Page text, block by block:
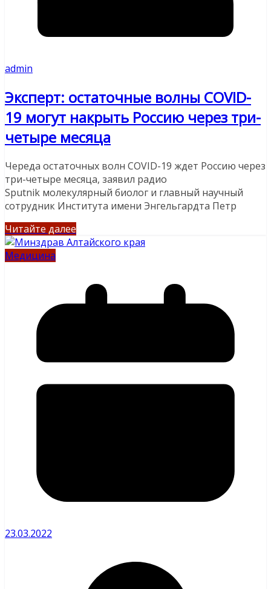
admin
Эксперт: остаточные волны COVID-
19 могут накрыть Россию через три-
четыре месяца
Череда остаточных волн COVID-19 ждет Россию через
три-четыре месяца, заявил радио
Sputnik молекулярный биолог и главный научный
сотрудник Института имени Энгельгардта Петр
Читайте далее
Медицина
23.03.2022